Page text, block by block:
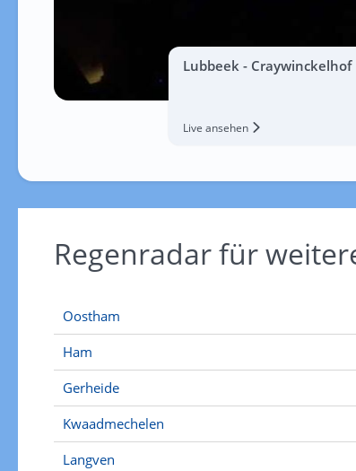
Lubbeek - Craywinckelhof
Live ansehen
Regenradar für
Oostham
Ham
Gerheide
Kwaadmechelen
Langven